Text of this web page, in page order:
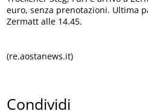
euro, senza prenotazioni. Ultima
Zermatt alle 14.45.
(re.aostanews.it)
Condividi